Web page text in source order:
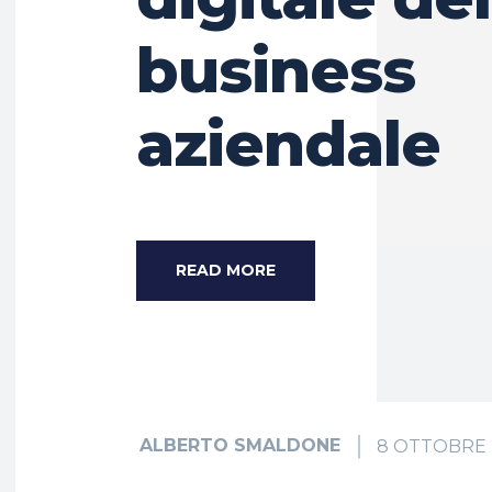
business
aziendale
READ MORE
ALBERTO SMALDONE 8 OTTOBRE